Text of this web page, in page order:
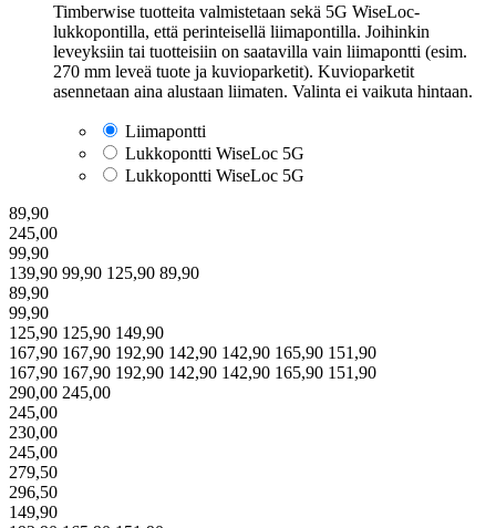
Timberwise tuotteita valmistetaan sekä 5G WiseLoc-
lukkopontilla, että perinteisellä liimapontilla. Joihinkin
leveyksiin tai tuotteisiin on saatavilla vain liimapontti (esim.
270 mm leveä tuote ja kuvioparketit). Kuvioparketit
asennetaan aina alustaan liimaten. Valinta ei vaikuta hintaan.
Liimapontti
Lukkopontti WiseLoc 5G
Lukkopontti WiseLoc 5G
89,90
245,00
99,90
139,90 99,90 125,90 89,90
89,90
99,90
125,90 125,90 149,90
167,90 167,90 192,90 142,90 142,90 165,90 151,90
167,90 167,90 192,90 142,90 142,90 165,90 151,90
290,00 245,00
245,00
230,00
245,00
279,50
296,50
149,90